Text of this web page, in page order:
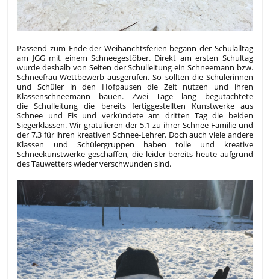
Passend zum Ende der Weihanchtsferien begann der Schulalltag
am JGG mit einem Schneegestöber. Direkt am ersten Schultag
wurde deshalb von Seiten der Schulleitung ein Schneemann bzw.
Schneefrau-Wettbewerb ausgerufen. So sollten die Schülerinnen
und Schüler in den Hofpausen die Zeit nutzen und ihren
Klassenschneemann bauen. Zwei Tage lang begutachtete
die Schulleitung die bereits fertiggestellten Kunstwerke aus
Schnee und Eis und verkündete am dritten Tag die beiden
Siegerklassen. Wir gratulieren der 5.1 zu ihrer Schnee-Familie und
der 7.3 für ihren kreativen Schnee-Lehrer. Doch auch viele andere
Klassen und Schülergruppen haben tolle und kreative
Schneekunstwerke geschaffen, die leider bereits heute aufgrund
des Tauwetters wieder verschwunden sind.